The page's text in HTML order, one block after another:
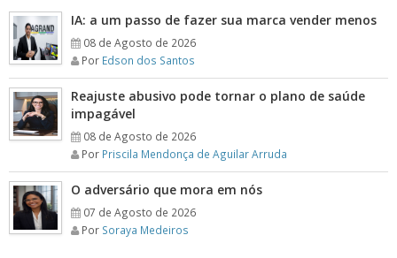
IA: a um passo de fazer sua marca vender menos
08 de Agosto de 2026
Por Edson dos Santos
Reajuste abusivo pode tornar o plano de saúde
impagável
08 de Agosto de 2026
Por Priscila Mendonça de Aguilar Arruda
O adversário que mora em nós
07 de Agosto de 2026
Por Soraya Medeiros